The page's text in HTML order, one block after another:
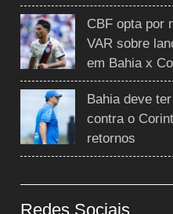
CBF opta por
VAR sobre
em Bahia x
Bahia deve
contra o
retornos
Redes Sociais